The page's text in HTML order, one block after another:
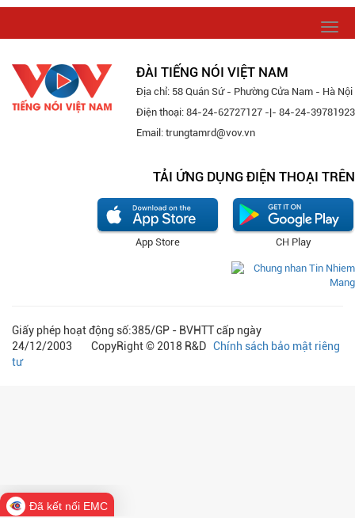
ĐÀI TIẾNG NÓI VIỆT NAM
Địa chỉ: 58 Quán Sứ - Phường Cửa Nam - Hà Nội
Điện thoại: 84-24-62727127 -|- 84-24-39781923
Email: trungtamrd@vov.vn
TẢI ỨNG DỤNG ĐIỆN THOẠI TRÊN
CH Play
App Store
Giấy phép hoạt động số:385/GP - BVHTT cấp ngày
24/12/2003 CopyRight © 2018 R&D Chính sách bảo mật riêng
tư
Đã kết nối EMC